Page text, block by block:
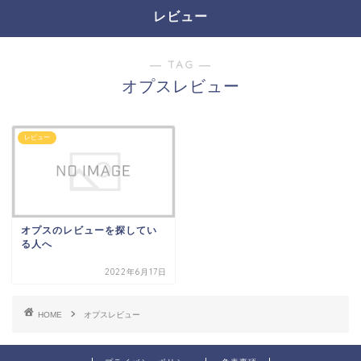
レビュー
― TAG ―
オプスレビュー
レビュー
オプスのレビューを探してい
る人へ
2022年6月17日
HOME オプスレビュー